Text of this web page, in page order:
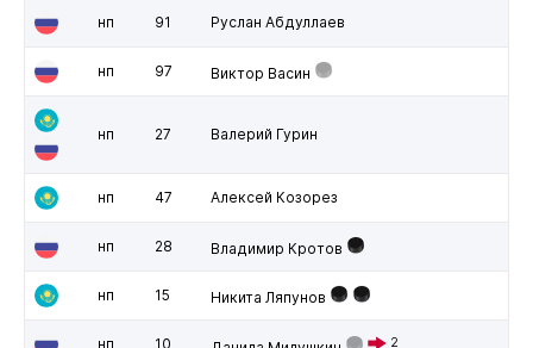
нп 91 Руслан Абдуллаев
нп 97 Виктор Васин
нп 27 Валерий Гурин
нп 47 Алексей Козорез
нп 28 Владимир Кротов
нп 15 Никита Ляпунов
нп 10 2